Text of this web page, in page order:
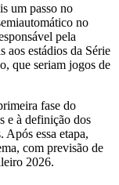
um passo no
no
pela
aos estádios da Série
que seriam jogos de
fase do
e à definição dos
Após essa etapa,
com previsão de
2026.